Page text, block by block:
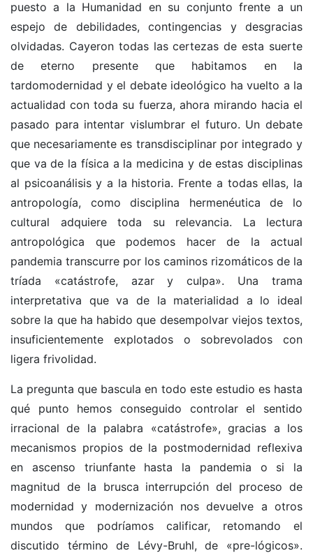
puesto a la Humanidad en su conjunto frente a un
espejo de debilidades, contingencias y desgracias
olvidadas. Cayeron todas las certezas de esta suerte
de eterno presente que habitamos en la
tardomodernidad y el debate ideológico ha vuelto a la
actualidad con toda su fuerza, ahora mirando hacia el
pasado para intentar vislumbrar el futuro. Un debate
que necesariamente es transdisciplinar por integrado y
que va de la física a la medicina y de estas disciplinas
al psicoanálisis y a la historia. Frente a todas ellas, la
antropología, como disciplina hermenéutica de lo
cultural adquiere toda su relevancia. La lectura
antropológica que podemos hacer de la actual
pandemia transcurre por los caminos rizomáticos de la
tríada «catástrofe, azar y culpa». Una trama
interpretativa que va de la materialidad a lo ideal
sobre la que ha habido que desempolvar viejos textos,
insuficientemente explotados o sobrevolados con
ligera frivolidad.
La pregunta que bascula en todo este estudio es hasta
qué punto hemos conseguido controlar el sentido
irracional de la palabra «catástrofe», gracias a los
mecanismos propios de la postmodernidad reflexiva
en ascenso triunfante hasta la pandemia o si la
magnitud de la brusca interrupción del proceso de
modernidad y modernización nos devuelve a otros
mundos que podríamos calificar, retomando el
discutido término de Lévy-Bruhl, de «pre-lógicos».